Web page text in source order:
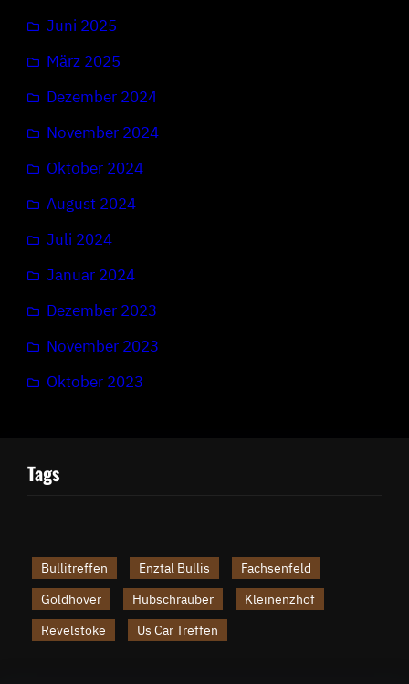
Juni 2025
März 2025
Dezember 2024
November 2024
Oktober 2024
August 2024
Juli 2024
Januar 2024
Dezember 2023
November 2023
Oktober 2023
Tags
Bullitreffen Enztal Bullis
Fachsenfeld
Goldhover
Hubschrauber
Kleinenzhof
Revelstoke
Us Car Treffen